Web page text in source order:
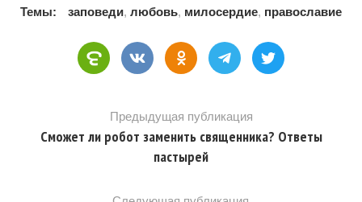
Темы: заповеди, любовь, милосердие, православие
Предыдущая публикация
Сможет ли робот заменить священника? Ответы
пастырей